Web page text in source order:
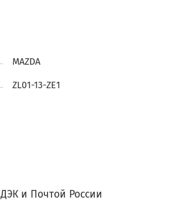
MAZDA
ZL01-13-ZE1
и Почтой России